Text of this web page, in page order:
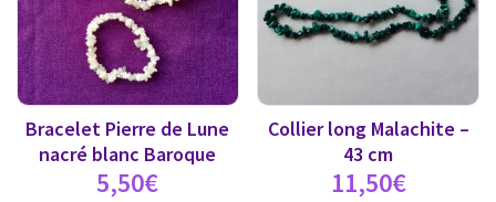
Bracelet Pierre de Lune
nacré blanc Baroque
5,50€
Collier long Malachite –
43 cm
11,50€